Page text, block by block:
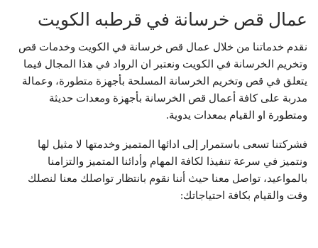
عمال قص خرسانة في قرطبه الكويت
نقدم خدماتنا من خلال عمال قص خرسانة في الكويت وخدمات قص
وتخريم الخرسانة في الكويت ونعتبر ان الرواد في هذا المجال فيما
يتعلق في قص وتخريم الخرسانة المسلحة بأجهزة متطورة، وعمالة
مدربة على كافة أعمال قص الخرسانة بأجهزة ومعدات حديثة
ومتطورة او القيام بمعدات يدوية.
فشركتنا تسعى باستمرار إلى ادائها المتميز وخدمتها لا مثيل لها
ونتميز في سرعة تنفيذا لكافة المهام وأدائنا المتميز والتزامنا
بالمواعيد، تواصل معنا حيث أننا نقوم بانتظار تواصلك معنا لنصلك
وقت والقيام بكافة احتياجاتك: